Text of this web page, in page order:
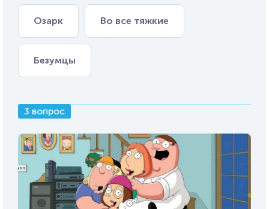
Озарк Во все тяжкие
Безумцы
3 вопрос